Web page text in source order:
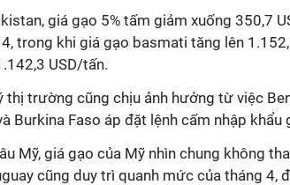
giá gạo 5% tấm giảm xuống 350,7
trong khi giá gạo basmati tăng lên
USD/tấn.
thị trường cũng chịu ảnh hưởng từ việc
Burkina Faso áp đặt lệnh cấm nhập khẩu
Mỹ, giá gạo của Mỹ nhìn chung không
cũng duy trì quanh mức của tháng 4,